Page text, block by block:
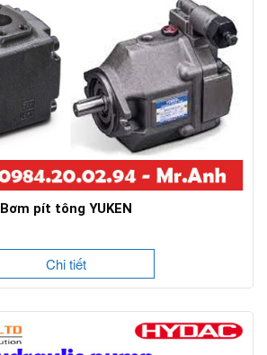
Bơm pít tông YUKEN
Chi tiết